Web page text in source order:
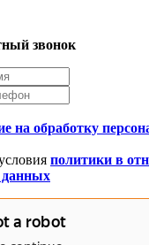
звонок
на обработку
политики в
данных